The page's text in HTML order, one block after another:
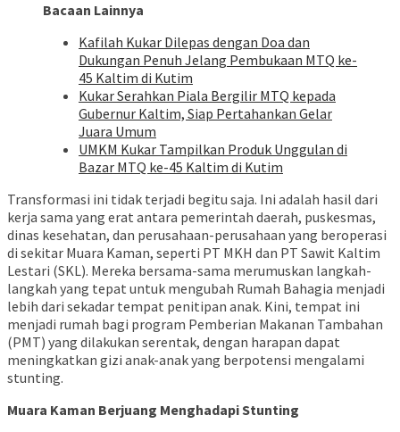
Bacaan Lainnya
Kafilah Kukar Dilepas dengan Doa dan
Dukungan Penuh Jelang Pembukaan MTQ ke-
45 Kaltim di Kutim
Kukar Serahkan Piala Bergilir MTQ kepada
Gubernur Kaltim, Siap Pertahankan Gelar
Juara Umum
UMKM Kukar Tampilkan Produk Unggulan di
Bazar MTQ ke-45 Kaltim di Kutim
Transformasi ini tidak terjadi begitu saja. Ini adalah hasil dari
kerja sama yang erat antara pemerintah daerah, puskesmas,
dinas kesehatan, dan perusahaan-perusahaan yang beroperasi
di sekitar Muara Kaman, seperti PT MKH dan PT Sawit Kaltim
Lestari (SKL). Mereka bersama-sama merumuskan langkah-
langkah yang tepat untuk mengubah Rumah Bahagia menjadi
lebih dari sekadar tempat penitipan anak. Kini, tempat ini
menjadi rumah bagi program Pemberian Makanan Tambahan
(PMT) yang dilakukan serentak, dengan harapan dapat
meningkatkan gizi anak-anak yang berpotensi mengalami
stunting.
Muara Kaman Berjuang Menghadapi Stunting